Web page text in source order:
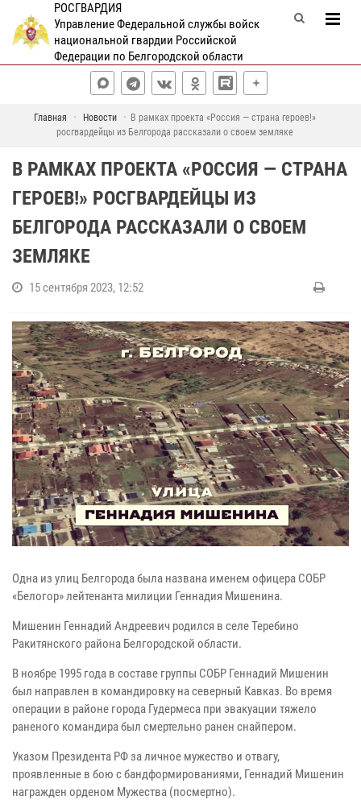
РОСГВАРДИЯ
Управление Федеральной службы войск
национальной гвардии Российской
Федерации по Белгородской области
Главная Новости
В рамках проекта «Россия — страна героев!»
росгвардейцы из Белгорода рассказали о своем земляке
В РАМКАХ ПРОЕКТА «РОССИЯ — СТРАНА
ГЕРОЕВ!» РОСГВАРДЕЙЦЫ ИЗ
БЕЛГОРОДА РАССКАЗАЛИ О СВОЕМ
ЗЕМЛЯКЕ
15 сентября 2023, 12:52
Одна из улиц Белгорода была названа именем офицера СОБР
«Белогор» лейтенанта милиции Геннадия Мишенина.
Мишенин Геннадий Андреевич родился в селе Теребино
Ракитянского района Белгородской области.
В ноябре 1995 года в составе группы СОБР Геннадий Мишенин
был направлен в командировку на северный Кавказ. Во время
операции в районе города Гудермеса при эвакуации тяжело
раненого командира был смертельно ранен снайпером.
Указом Президента РФ за личное мужество и отвагу,
проявленные в бою с бандформированиями, Геннадий Мишенин
награжден орденом Мужества (посмертно).